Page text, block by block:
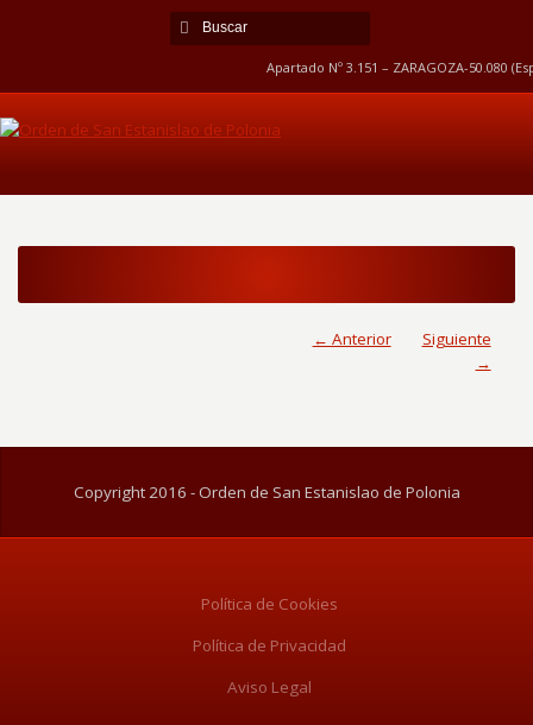
Apartado Nº 3.151 – ZARAGOZA-50.080
← Anterior
Siguiente
→
Copyright 2016 - Orden de San Estanislao de Polonia
Política de Cookies
Política de Privacidad
Aviso Legal